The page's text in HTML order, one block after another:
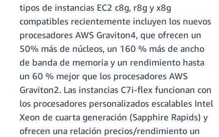
tipos de instancias EC2 c8g, r8g y x8g
compatibles recientemente incluyen los nuevos
procesadores AWS Graviton4, que ofrecen un
50% más de núcleos, un 160 % más de ancho
de banda de memoria y un rendimiento hasta
un 60 % mejor que los procesadores AWS
Graviton2. Las instancias C7i-flex funcionan con
los procesadores personalizados escalables Intel
Xeon de cuarta generación (Sapphire Rapids) y
ofrecen una relación precios/rendimiento un